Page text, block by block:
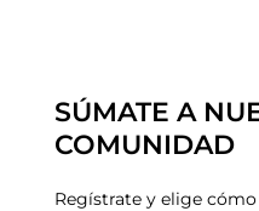
SÚMATE A
COMUNIDAD
Regístrate y elige